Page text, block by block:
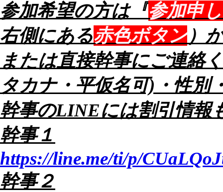
参加希望の方は『参加申
右側にある赤色ボタン）
または直接幹事にご連絡
タカナ・平仮名可)・性別
幹事のLINEには割引情報
幹事１
https://line.me/ti/p/
幹事２